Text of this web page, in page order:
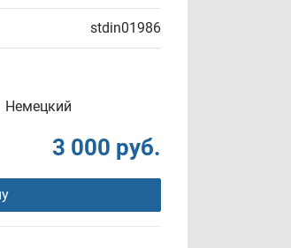
stdin01986
Немецкий
3 000 руб.